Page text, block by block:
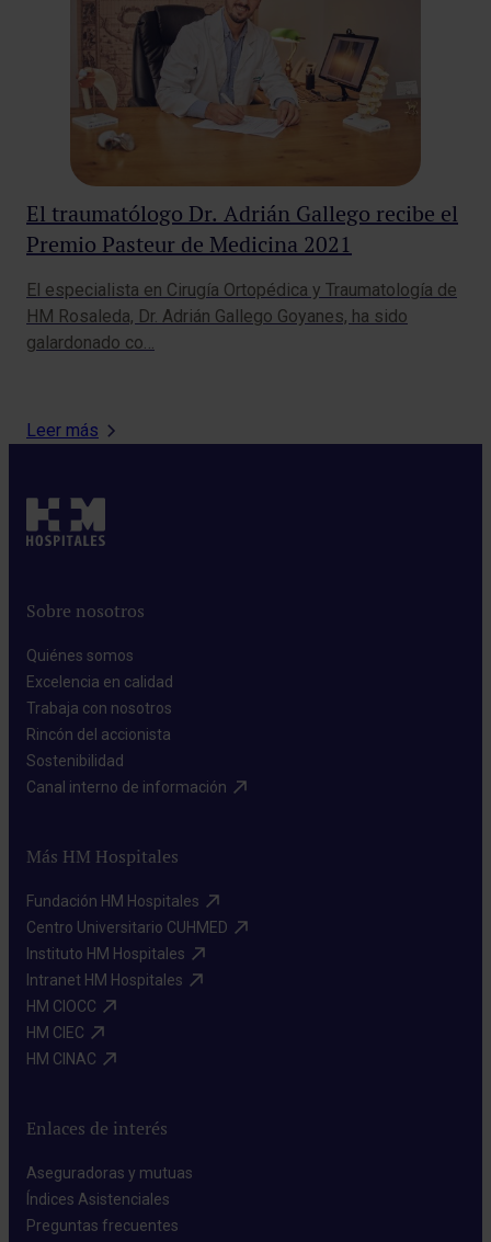
El traumatólogo Dr. Adrián Gallego recibe el
Premio Pasteur de Medicina 2021
El especialista en Cirugía Ortopédica y Traumatología de
HM Rosaleda, Dr. Adrián Gallego Goyanes, ha sido
galardonado co…
Leer más
Sobre nosotros
Quiénes somos​
Excelencia en calidad​
Trabaja con nosotros​
Rincón del accionista​
Sostenibilidad​
Canal interno de información​
Más HM Hospitales
Fundación HM Hospitales​
Centro Universitario CUHMED​
Instituto HM Hospitales​
Intranet HM Hospitales​
HM CIOCC​
HM CIEC​
HM CINAC​
Enlaces de interés
Aseguradoras y mutuas​
Índices Asistenciales​
Preguntas frecuentes​